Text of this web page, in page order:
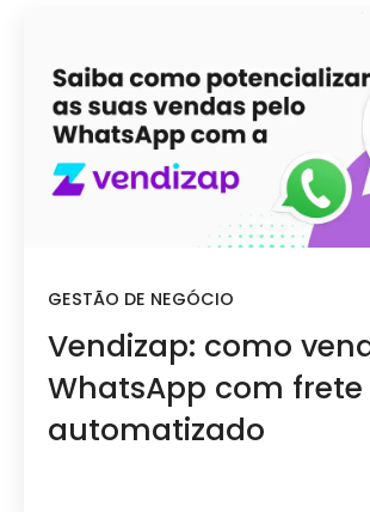
GESTÃO DE NEGÓCIO
Vendizap: como
WhatsApp com frete
automatizado